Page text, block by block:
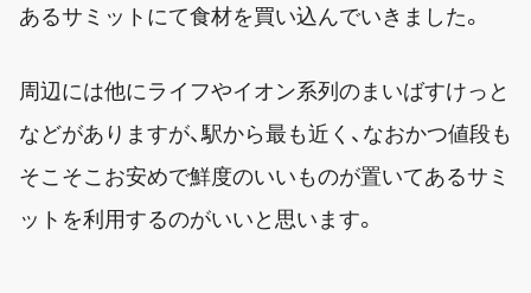
あるサミットにて食材を買い込んでいきました。
周辺には他にライフやイオン系列のまいばすけっと
などがありますが、駅から最も近く、なおかつ値段も
そこそこお安めで鮮度のいいものが置いてあるサミ
ットを利用するのがいいと思います。